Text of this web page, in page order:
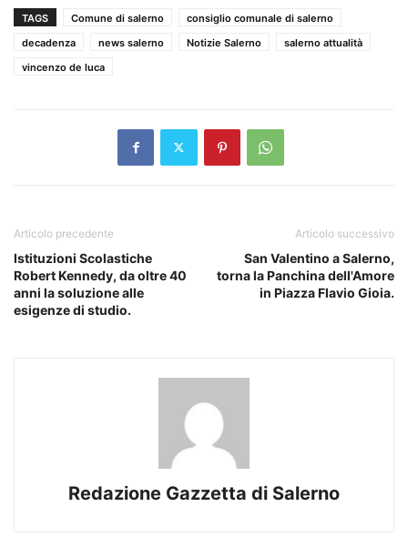
TAGS Comune di salerno
consiglio comunale di salerno
decadenza
news salerno Notizie Salerno
salerno attualità
vincenzo de luca
Articolo precedente
Istituzioni Scolastiche
Robert Kennedy, da oltre 40
anni la soluzione alle
esigenze di studio.
Articolo successivo
San Valentino a Salerno,
torna la Panchina dell'Amore
in Piazza Flavio Gioia.
Redazione Gazzetta di Salerno